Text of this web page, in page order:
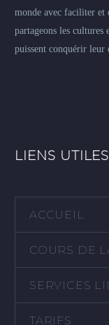
monde avec faciliter et
partageons les
puissent conquérir leur
LIENS UTILES
ACCUEIL
COURS DE
SERVICES
TARIFS